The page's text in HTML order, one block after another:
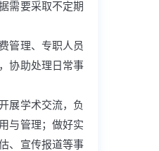
需要采取不定期
管理、专职人员
协助处理日常事
展学术交流，负
与管理；做好实
、宣传报道等事